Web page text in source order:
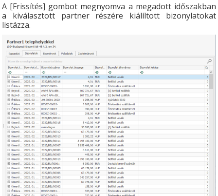
A [Frissítés] gombot megnyomva a megadott időszakban
a kiválasztott partner részére kiálíltott bizonylatokat
listázza.